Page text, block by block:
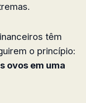
têm
o princípio:
ovos em uma